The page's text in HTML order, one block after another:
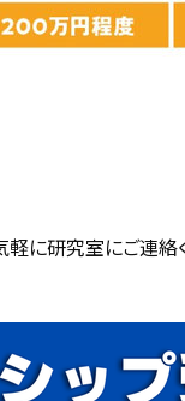
に研究室にご連絡